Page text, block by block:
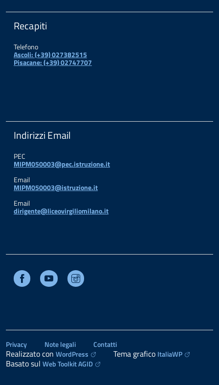
Recapiti
Telefono
Ascoli: (+39) 027382515
Pisacane: (+39) 02747707
Indirizzi Email
PEC
MIPM050003@pec.istruzione.it
Email
MIPM050003@istruzione.it
Email
dirigente@liceovirgiliomilano.it
Facebook Youtube
Privacy Note legali Contatti
Realizzato con WordPress Tema grafico ItaliaWP
Basato sul Web Toolkit AGID